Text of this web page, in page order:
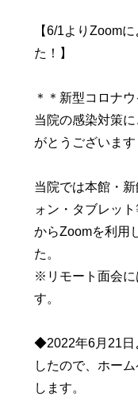
【6/1よりZoom
た！】
＊＊新型コロナ
当院の感染対策
がとうございます
当院では本館・
ォン・タブレッ
からZoomを利用
た。
※リモート面会に
す。
◆2022年6月21日
したので、ホー
します。